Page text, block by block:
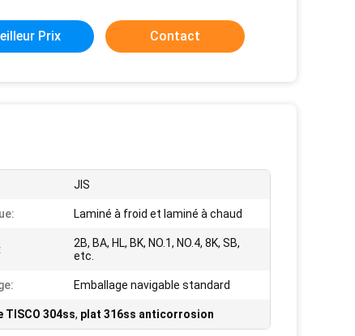
Prix Contact
JIS
Laminé à froid et laminé à chaud
2B, BA, HL, BK, NO.1, NO.4, 8K, SB,
etc.
Emballage navigable standard
TISCO 304ss, plat 316ss anticorrosion